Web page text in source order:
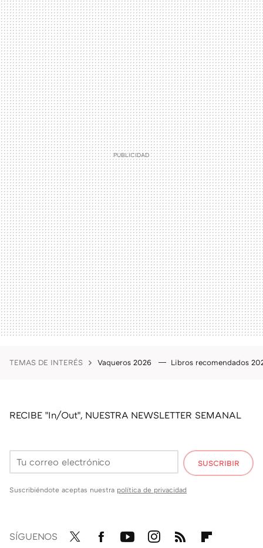
TEMAS DE INTERÉS Vaqueros 2026 Libros recomendados
RECIBE "In/Out", NUESTRA NEWSLETTER SEMANAL
SUSCRIBIR
Suscribiéndote aceptas nuestra política de privacidad
SÍGUENOS